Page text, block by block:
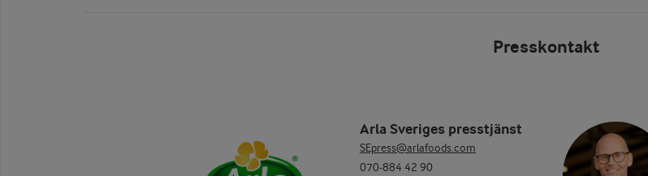
Presskontakt
Arla Sveriges presstjänst
SEpress@arlafoods.com
070-884 42 90